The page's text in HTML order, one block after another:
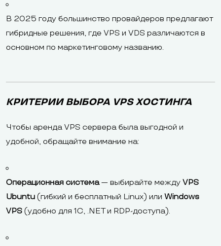
В 2025 году большинство провайдеров предлагают
гибридные решения, где VPS и VDS различаются в
основном по маркетинговому названию.
КРИТЕРИИ ВЫБОРА VPS ХОСТИНГА
Чтобы аренда VPS сервера была выгодной и
удобной, обращайте внимание на:
Операционная система— выбирайте между VPS
Ubuntu (гибкий и бесплатный Linux) или Windows
VPS (удобно для 1С, .NET и RDP-доступа).